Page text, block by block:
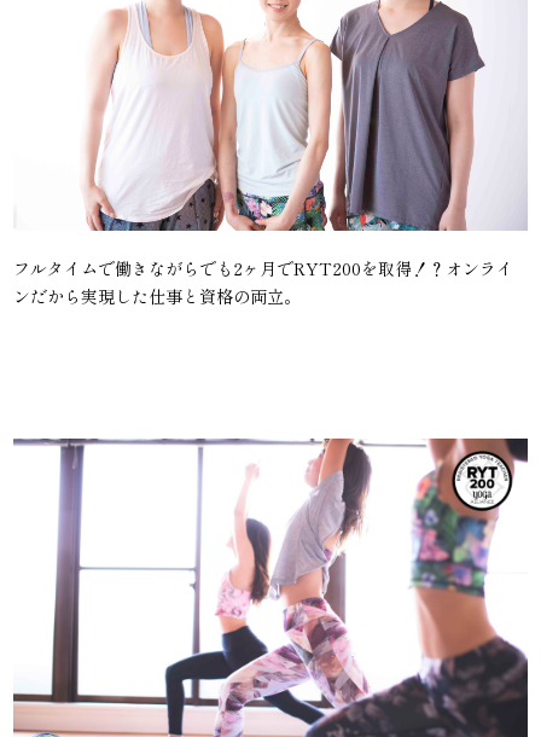
フルタイムで働きながらでも2ヶ月でRYT200を取得！？オンライ
ンだから実現した仕事と資格の両立。